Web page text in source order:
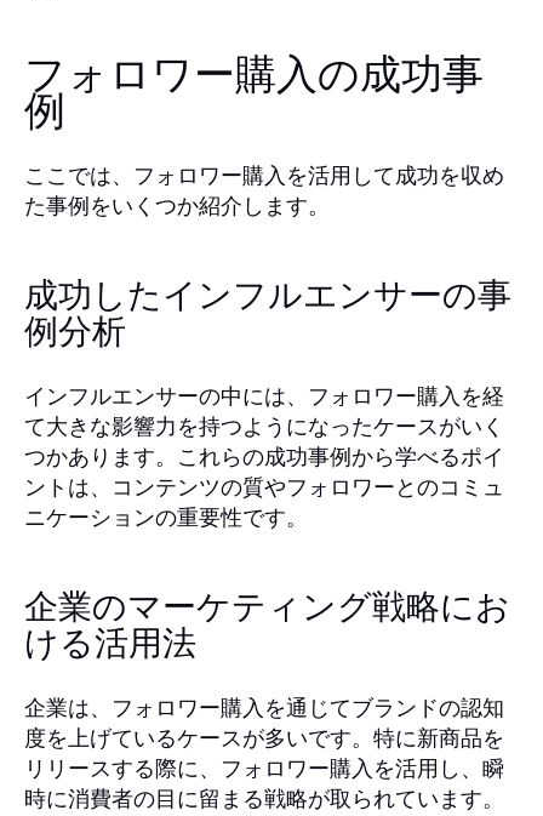
フォロワー購入の成功事
例
ここでは、フォロワー購入を活用して成功を収め
た事例をいくつか紹介します。
成功したインフルエンサーの事
例分析
インフルエンサーの中には、フォロワー購入を経
て大きな影響力を持つようになったケースがいく
つかあります。これらの成功事例から学べるポイ
ントは、コンテンツの質やフォロワーとのコミュ
ニケーションの重要性です。
企業のマーケティング戦略にお
ける活用法
企業は、フォロワー購入を通じてブランドの認知
度を上げているケースが多いです。特に新商品を
リリースする際に、フォロワー購入を活用し、瞬
時に消費者の目に留まる戦略が取られています。